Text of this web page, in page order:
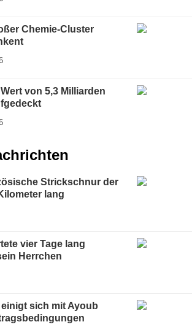
Chemie-Cluster
von 5,3 Milliarden
Strickschnur der
lang
vier Tage lang
Herrchen
sich mit Ayoub